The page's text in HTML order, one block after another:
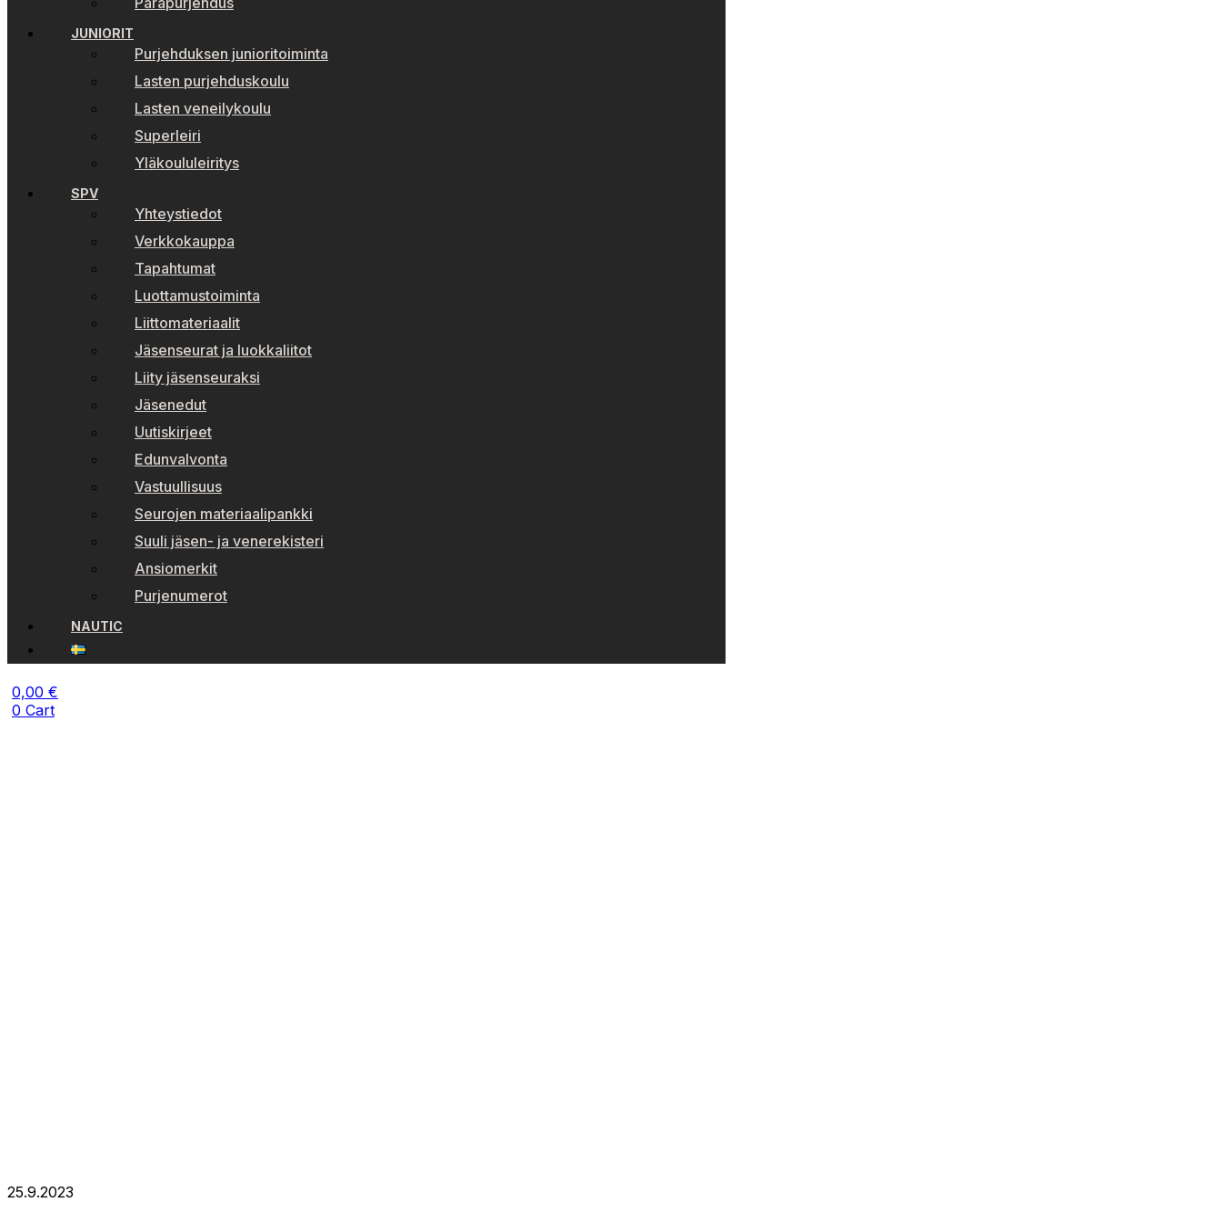
JUNIORIT
Purjehduksen junioritoiminta
Lasten purjehduskoulu
Lasten veneilykoulu
Superleiri
Yläkoululeiritys
SPV
Yhteystiedot
Verkkokauppa
Tapahtumat
Luottamustoiminta
Liittomateriaalit
Jäsenseurat ja luokkaliitot
Liity jäsenseuraksi
Jäsenedut
Uutiskirjeet
Edunvalvonta
Vastuullisuus
Seurojen materiaalipankki
Suuli jäsen- ja venerekisteri
Ansiomerkit
Purjenumerot
NAUTIC
0,00 €
0 Cart
25.9.2023